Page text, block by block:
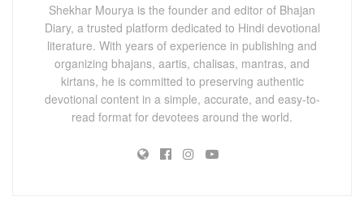
Shekhar Mourya is the founder and editor of Bhajan
Diary, a trusted platform dedicated to Hindi devotional
literature. With years of experience in publishing and
organizing bhajans, aartis, chalisas, mantras, and
kirtans, he is committed to preserving authentic
devotional content in a simple, accurate, and easy-to-
read format for devotees around the world.